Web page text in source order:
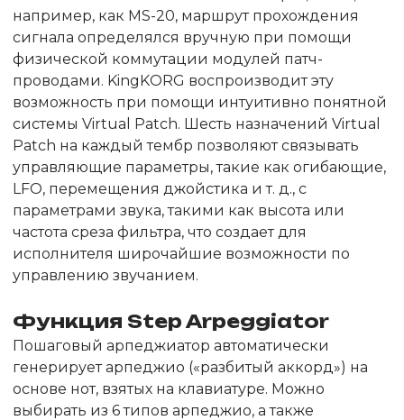
например, как MS-20, маршрут прохождения
сигнала определялся вручную при помощи
физической коммутации модулей патч-
проводами. KingKORG воспроизводит эту
возможность при помощи интуитивно понятной
системы Virtual Patch. Шесть назначений Virtual
Patch на каждый тембр позволяют связывать
управляющие параметры, такие как огибающие,
LFO, перемещения джойстика и т. д., с
параметрами звука, такими как высота или
частота среза фильтра, что создает для
исполнителя широчайшие возможности по
управлению звучанием.
Функция Step Arpeggiator
Пошаговый арпеджиатор автоматически
генерирует арпеджио («разбитый аккорд») на
основе нот, взятых на клавиатуре. Можно
выбирать из 6 типов арпеджио, а также